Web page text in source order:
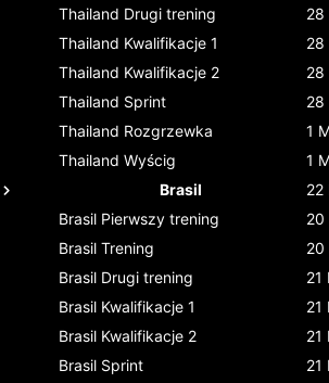
Thailand Drugi trening 28
Thailand Kwalifikacje 1 28
Thailand Kwalifikacje 2 28
Thailand Sprint 28
Thailand Rozgrzewka 1
Thailand Wyścig 1
Brasil
22
Brasil Pierwszy trening 20
Brasil Trening 20
Brasil Drugi trening 21
Brasil Kwalifikacje 1 21
Brasil Kwalifikacje 2 21
Brasil Sprint 21